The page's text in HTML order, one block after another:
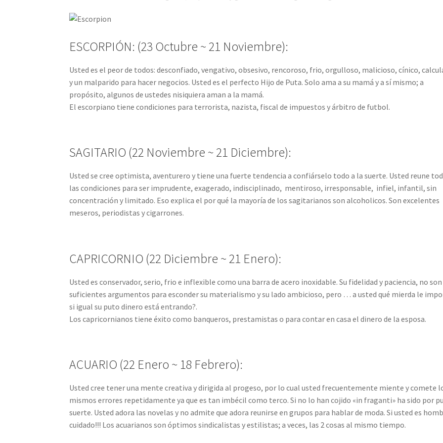
ESCORPIÓN: (23 Octubre ~ 21 Noviembre):
Usted es el peor de todos: desconfiado, vengativo, obsesivo, rencoroso, frio, orgulloso, malicioso, cínico,
y un malparido para hacer negocios. Usted es el perfecto Hijo de Puta. Solo ama a su mamá y a sí mismo; a
propósito, algunos de ustedes nisiquiera aman a la mamá.
El escorpiano tiene condiciones para terrorista, nazista, fiscal de impuestos y árbitro de futbol.
SAGITARIO (22 Noviembre ~ 21 Diciembre):
Usted se cree optimista, aventurero y tiene una fuerte tendencia a confiárselo todo a la suerte. Usted reune
las condiciones para ser imprudente, exagerado, indisciplinado, mentiroso, irresponsable, infiel, infantil, sin
concentración y limitado. Eso explica el por qué la mayoría de los sagitarianos son alcoholicos. Son excelentes
meseros, periodistas y cigarrones.
CAPRICORNIO (22 Diciembre ~ 21 Enero):
Usted es conservador, serio, frio e inflexible como una barra de acero inoxidable. Su fidelidad y paciencia, no son
suficientes argumentos para esconder su materialismo y su lado ambicioso, pero … a usted qué mierda le
si igual su puto dinero está entrando?.
Los capricornianos tiene éxito como banqueros, prestamistas o para contar en casa el dinero de la esposa.
ACUARIO (22 Enero ~ 18 Febrero):
Usted cree tener una mente creativa y dirigida al progeso, por lo cual usted frecuentemente miente y comete
mismos errores repetidamente ya que es tan imbécil como terco. Si no lo han cojido «in fraganti» ha sido por
suerte. Usted adora las novelas y no admite que adora reunirse en grupos para hablar de moda. Si usted es
cuidado!!! Los acuarianos son óptimos sindicalistas y estilistas; a veces, las 2 cosas al mismo tiempo.